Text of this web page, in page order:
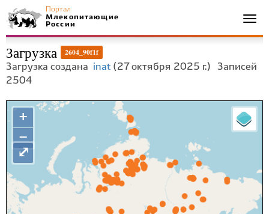
Портал
Млекопитающие
России
Загрузка 2604_90f1f
Загрузка создана inat (27 октября 2025 г.) Записей
2504
+
−
⤢